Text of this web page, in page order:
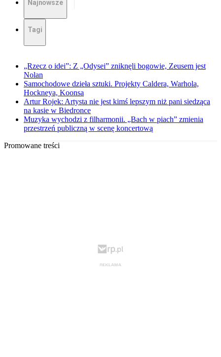
Najnowsze
Tagi
„Rzecz o idei”: Z „Odysei” zniknęli bogowie, Zeusem jest
Nolan
Samochodowe dzieła sztuki. Projekty Caldera, Warhola,
Hockneya, Koonsa
Artur Rojek: Artysta nie jest kimś lepszym niż pani siedząca
na kasie w Biedronce
Muzyka wychodzi z filharmonii. „Bach w piach” zmienia
przestrzeń publiczną w scenę koncertową
Promowane treści